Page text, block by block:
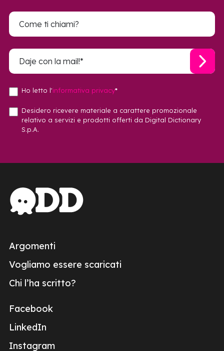
Ho letto l'informativa privacy*
Desidero ricevere materiale a carattere promozionale
relativo a servizi e prodotti offerti da Digital Dictionary
S.p.A.
Argomenti
Vogliamo essere scaricati
Chi l’ha scritto?
Facebook
LinkedIn
Instagram